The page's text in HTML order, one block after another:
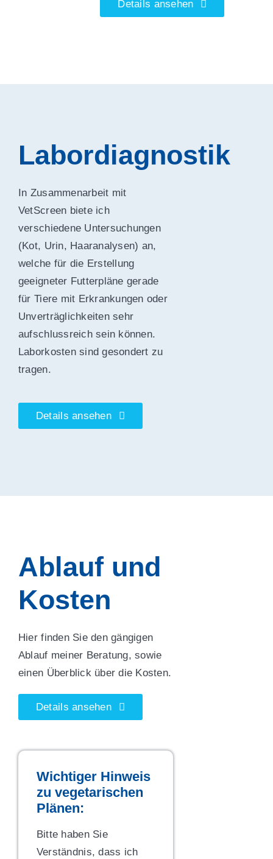
Details ansehen
Labordiagnostik
In Zusammenarbeit mit
VetScreen biete ich
verschiedene Untersuchungen
(Kot, Urin, Haaranalysen) an,
welche für die Erstellung
geeigneter Futterpläne gerade
für Tiere mit Erkrankungen oder
Unverträglichkeiten sehr
aufschlussreich sein können.
Laborkosten sind gesondert zu
tragen.
Details ansehen
Ablauf und
Kosten
Hier finden Sie den gängigen
Ablauf meiner Beratung, sowie
einen Überblick über die Kosten.
Details ansehen
Wichtiger Hinweis
zu vegetarischen
Plänen:
Bitte haben Sie
Verständnis, dass ich